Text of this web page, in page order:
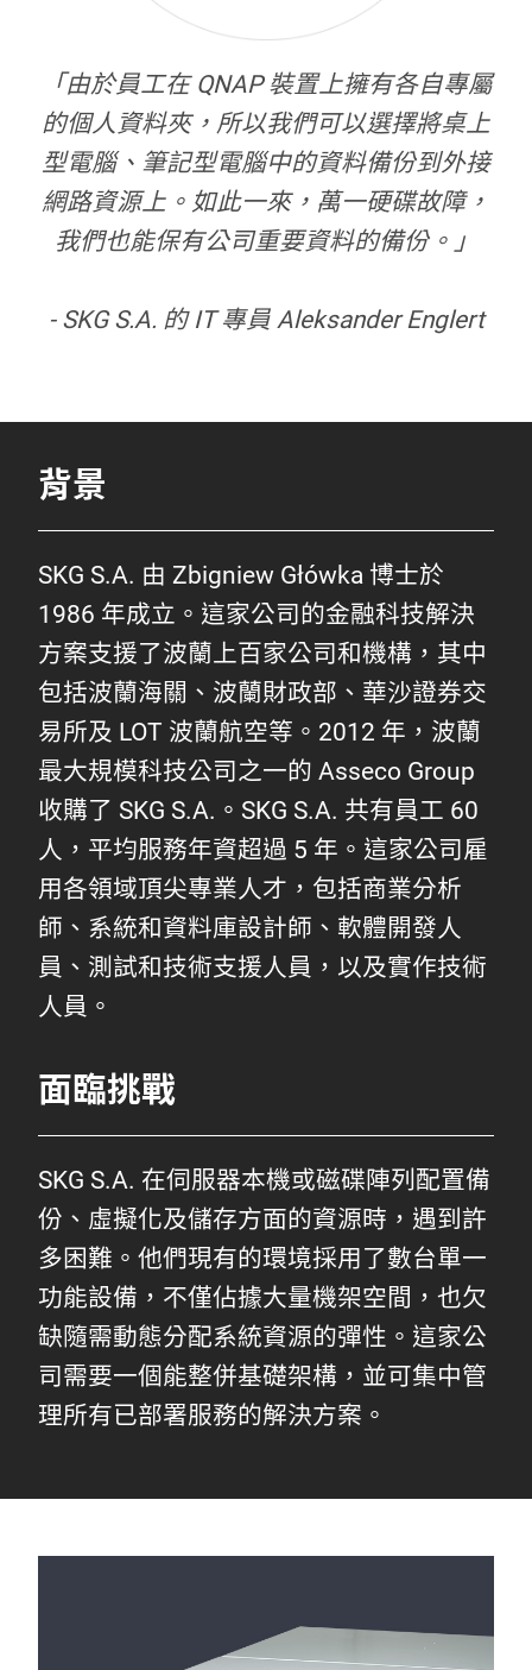
「由於員工在 QNAP 裝置上擁有各自專屬
的個人資料夾，所以我們可以選擇將桌上
型電腦、筆記型電腦中的資料備份到外接
網路資源上。如此一來，萬一硬碟故障，
我們也能保有公司重要資料的備份。」
- SKG S.A. 的 IT 專員 Aleksander Englert
背景
SKG S.A. 由 Zbigniew Główka 博士於
1986 年成立。這家公司的金融科技解決
方案支援了波蘭上百家公司和機構，其中
包括波蘭海關、波蘭財政部、華沙證券交
易所及 LOT 波蘭航空等。2012 年，波蘭
最大規模科技公司之一的 Asseco Group
收購了 SKG S.A.。SKG S.A. 共有員工 60
人，平均服務年資超過 5 年。這家公司雇
用各領域頂尖專業人才，包括商業分析
師、系統和資料庫設計師、軟體開發人
員、測試和技術支援人員，以及實作技術
人員。
面臨挑戰
SKG S.A. 在伺服器本機或磁碟陣列配置備
份、虛擬化及儲存方面的資源時，遇到許
多困難。他們現有的環境採用了數台單一
功能設備，不僅佔據大量機架空間，也欠
缺隨需動態分配系統資源的彈性。這家公
司需要一個能整併基礎架構，並可集中管
理所有已部署服務的解決方案。